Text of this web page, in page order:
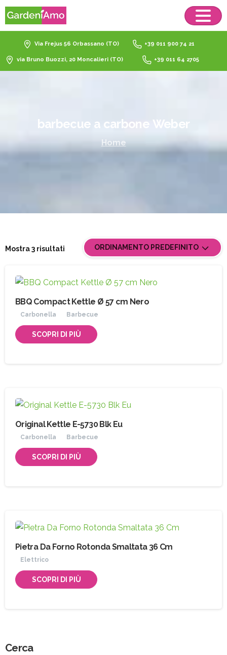
Via Frejus 56 Orbassano (TO) +39 011 900 74 21
via Bruno Buozzi, 20 Moncalieri (TO) +39 011 64 2705
barbecue a carbone Weber
Home
Mostra 3 risultati ORDINAMENTO PREDEFINITO
BBQ Compact Kettle Ø 57 cm Nero
Carbonella Barbecue
SCOPRI DI PIÙ
Original Kettle E-5730 Blk Eu
Carbonella Barbecue
SCOPRI DI PIÙ
Pietra Da Forno Rotonda Smaltata 36 Cm
Elettrico
SCOPRI DI PIÙ
Cerca